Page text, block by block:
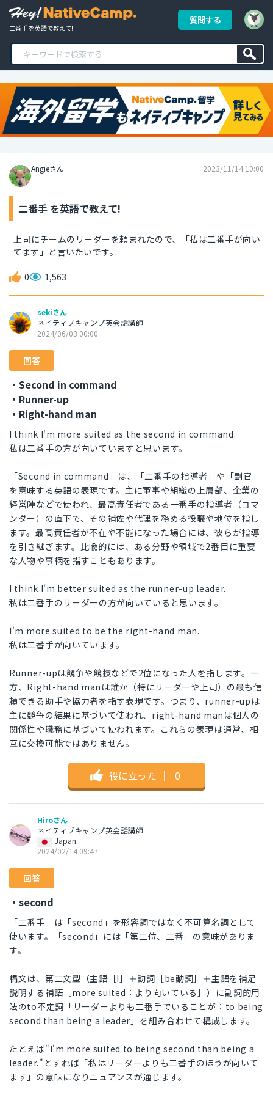
二番手 を英語で教えて!
質問する
Angieさん 2023/11/14 10:00
二番手 を英語で教えて!
上司にチームのリーダーを頼まれたので、「私は二番手が向い
てます」と言いたいです。
0 1,563
sekiさん
ネイティブキャンプ英会話講師
2024/06/03 00:00
回答
・Second in command
・Runner-up
・Right-hand man
I think I'm more suited as the second in command.
私は二番手の方が向いていますと思います。
「Second in command」は、「二番手の指導者」や「副官」
を意味する英語の表現です。主に軍事や組織の上層部、企業の
経営陣などで使われ、最高責任者である一番手の指導者（コマ
ンダー）の直下で、その補佐や代理を務める役職や地位を指し
ます。最高責任者が不在や不能になった場合には、彼らが指導
を引き継ぎます。比喩的には、ある分野や領域で2番目に重要
な人物や事柄を指すこともあります。
I think I'm better suited as the runner-up leader.
私は二番手のリーダーの方が向いていると思います。
I'm more suited to be the right-hand man.
私は二番手が向いています。
Runner-upは競争や競技などで2位になった人を指します。一
方、Right-hand manは誰か（特にリーダーや上司）の最も信
頼できる助手や協力者を指す表現です。つまり、runner-upは
主に競争の結果に基づいて使われ、right-hand manは個人の
関係性や職務に基づいて使われます。これらの表現は通常、相
互に交換可能ではありません。
役に立った ｜ 0
Hiroさん
ネイティブキャンプ英会話講師
Japan
2024/02/14 09:47
回答
・second
「二番手」は「second」を形容詞ではなく不可算名詞として
使います。「second」には「第二位、二番」の意味がありま
す。
構文は、第二文型（主語［I］＋動詞［be動詞］＋主語を補足
説明する補語［more suited：より向いている］）に副詞的用
法のto不定詞「リーダーよりも二番手でいることが：to being
second than being a leader」を組み合わせて構成します。
たとえば"I'm more suited to being second than being a
leader."とすれば「私はリーダーよりも二番手のほうが向いて
ます」の意味になりニュアンスが通じます。